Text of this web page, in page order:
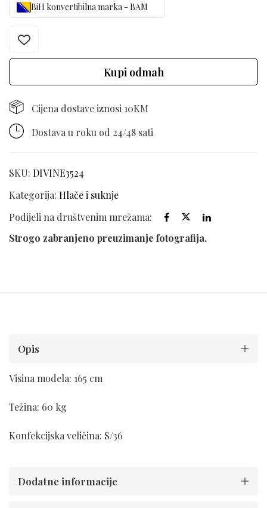
BiH konvertibilna marka - BAM
Kupi odmah
Cijena dostave iznosi 10KM
Dostava u roku od 24/48 sati
SKU: DIVINE3524
Kategorija: Hlače i suknje
Podijeli na društvenim mrežama:
Strogo zabranjeno preuzimanje fotografija.
Opis
Visina modela: 165 cm
Težina: 60 kg
Konfekcijska veličina: S/36
Dodatne informacije